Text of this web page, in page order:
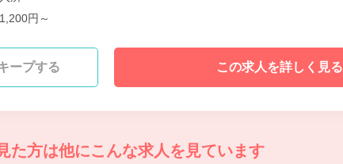
1,200円～
ープする この求人を詳しく見る
た方は他にこんな求人を見ています